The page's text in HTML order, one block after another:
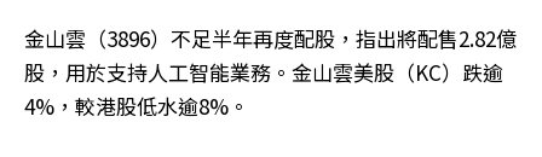
金山雲（3896）不足半年再度配股，指出將配售2.82億
股，用於支持人工智能業務。金山雲美股（KC）跌逾
4%，較港股低水逾8%。